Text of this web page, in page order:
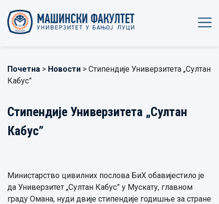
Почетна > Новости > Стипендије Универзитета „Султан
Кабус”
Стипендије Универзитета „Султан
Кабус”
Министарство цивилних послова БиХ обавијестило је
да Универзитет „Султан Кабус” у Мускату, главном
граду Омана, нуди двије стипендије годишње за стране